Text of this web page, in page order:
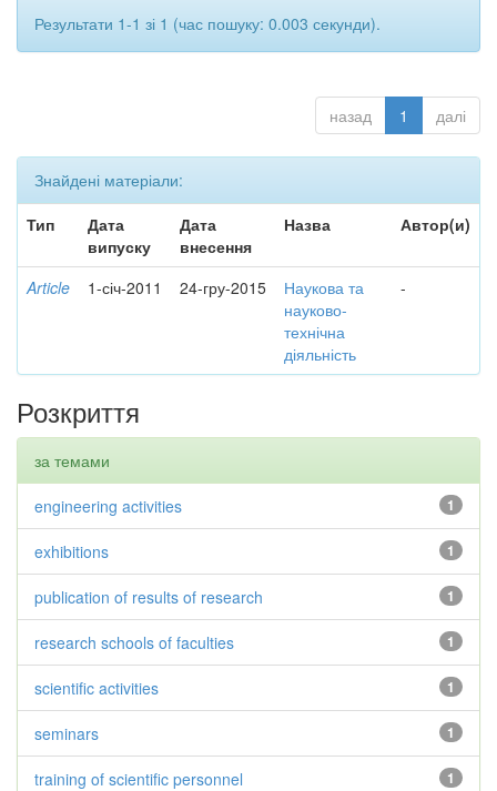
Результати 1-1 зі 1 (час пошуку: 0.003 секунди).
назад 1 далі
Знайдені матеріали:
Тип
Дата
випуску
Дата
внесення
Назва Автор(и)
Article 1-січ-2011 24-гру-2015
Наукова та
науково-
технічна
діяльність
-
Розкриття
за темами
1
engineering activities
1
exhibitions
1
publication of results of research
1
research schools of faculties
1
scientific activities
1
seminars
1
training of scientific personnel